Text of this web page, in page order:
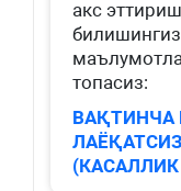
акс
билишингиз
топасиз:
ВАҚТИНЧА
(КАСАЛЛИК